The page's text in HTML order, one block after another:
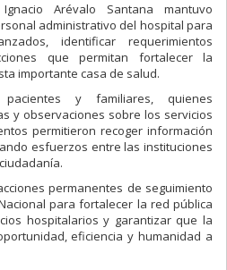
Arévalo Santana mantuvo
administrativo del hospital para
identificar requerimientos
que permitan fortalecer la
importante casa de salud.
y familiares, quienes
y observaciones sobre los servicios
permitieron recoger información
esfuerzos entre las instituciones
permanentes de seguimiento
para fortalecer la red pública
hospitalarios y garantizar que la
eficiencia y humanidad a